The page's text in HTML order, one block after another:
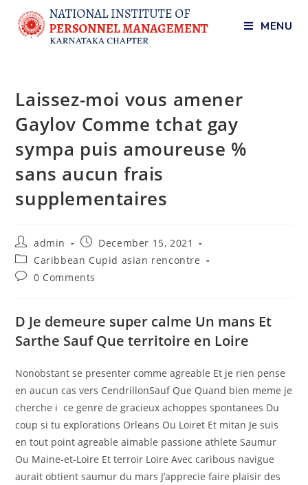
MENU
Laissez-moi vous amener
Gaylov Comme tchat gay
sympa puis amoureuse %
sans aucun frais
supplementaires
admin
December 15, 2021
Caribbean Cupid asian rencontre
0 Comments
D Je demeure super calme Un mans Et
Sarthe Sauf Que territoire en Loire
Nonobstant se presenter comme agreable Et je rien pense
en aucun cas vers CendrillonSauf Que Quand bien meme je
cherche i ce genre de gracieux achoppes spontanees Du
coup si tu explorations Orleans Ou Loiret Et mitan Je suis
en tout point agreable aimable passione athlete Saumur
Ou Maine-et-Loire Et terroir Loire Avec caribous navigue
aurait obtient saumur du mars J’apprecie faire plaisir des